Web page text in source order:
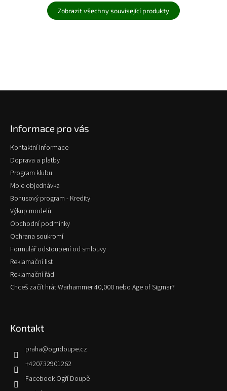
Zobrazit všechny související produkty
Informace pro vás
Kontaktní informace
Doprava a platby
Program klubu
Moje objednávka
Bonusový program - Kredity
Výkup modelů
Obchodní podmínky
Ochrana soukromí
Formulář odstoupení od smlouvy
Reklamační list
Reklamační řád
Chceš začít hrát Warhammer 40,000 nebo Age of Sigmar?
Kontakt
praha@ogridoupe.cz
+420732901262
Facebook Ogří Doupě